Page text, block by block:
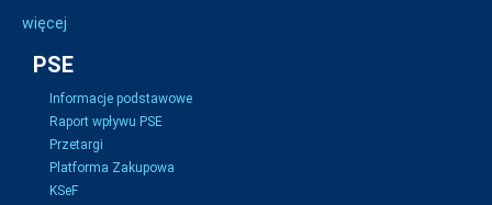
więcej
PSE
Informacje podstawowe
Raport wpływu PSE
Przetargi
Platforma Zakupowa
KSeF